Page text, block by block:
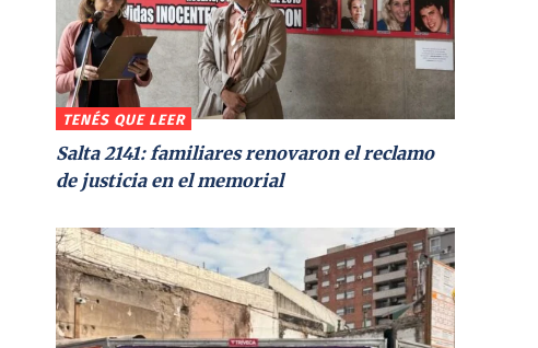
TENÉS QUE LEER
Salta 2141: familiares renovaron el reclamo
de justicia en el memorial